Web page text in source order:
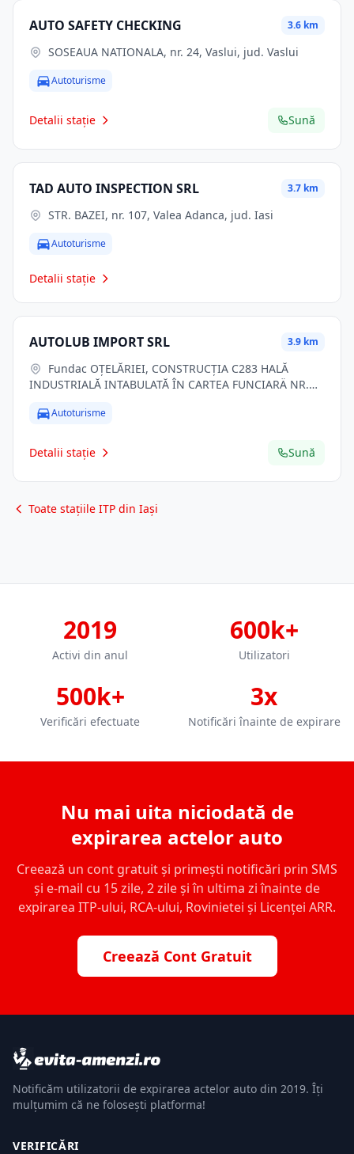
AUTO SAFETY CHECKING 3.6 km
SOSEAUA NATIONALA, nr. 24, Vaslui, jud. Vaslui
Autoturisme
Detalii stație Sună
TAD AUTO INSPECTION SRL 3.7 km
STR. BAZEI, nr. 107, Valea Adanca, jud. Iasi
Autoturisme
Detalii stație
AUTOLUB IMPORT SRL 3.9 km
INDUSTRIALĂ INTABULATĂ ÎN CARTEA FUNCIARÄ NR.
Iasi Autoturisme
Detalii stație Sună
Toate stațiile ITP din Iași
2019
Activi din anul
600k+
Utilizatori
500k+
Verificări efectuate
3x
Notificări înainte de expirare
Nu mai uita niciodată de
expirarea actelor auto
Creează un cont gratuit și primești notificări prin SMS
și e-mail cu 15 zile, 2 zile și în ultima zi înainte de
expirarea ITP-ului, RCA-ului, Rovinietei și Licenței ARR.
Creează Cont Gratuit
Notificăm utilizatorii de expirarea actelor auto din 2019. Îți
mulțumim că ne folosești platforma!
VERIFICĂRI